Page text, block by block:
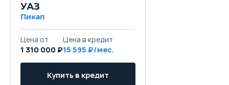
УАЗ
Пикап
Цена от
1 310 000 ₽
Цена в кредит
15 595 ₽/мес.
Купить в кредит